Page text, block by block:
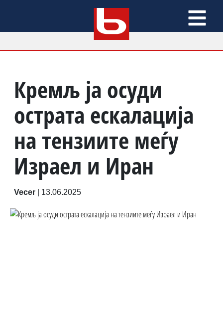
Кремљ ја осуди
острата ескалација
на тензиите меѓу
Израел и Иран
Vecer 13.06.2025